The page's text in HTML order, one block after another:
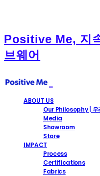
Positive Me, 지
브웨어
ABOUT US
Our Philosophy | 우
Media
Showroom
Store
IMPACT
Process
Certifications
Fabrics